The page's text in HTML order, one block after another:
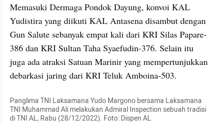
Memasuki Dermaga Pondok Dayung, konvoi KAL
Yudistira yang diikuti KAL Antasena disambut dengan
Gun Salute sebanyak empat kali dari KRI Silas Papare-
386 dan KRI Sultan Taha Syaefudin-376. Selain itu
juga ada atraksi Satuan Marinir yang mempertunjukkan
debarkasi jaring dari KRI Teluk Amboina-503.
Panglima TNI Laksamana Yudo Margono bersama Laksamana
TNI Muhammad Ali melakukan Admiral Inspection sebuah tradisi
di TNI AL, Rabu (28/12/2022). Foto: Dispen AL